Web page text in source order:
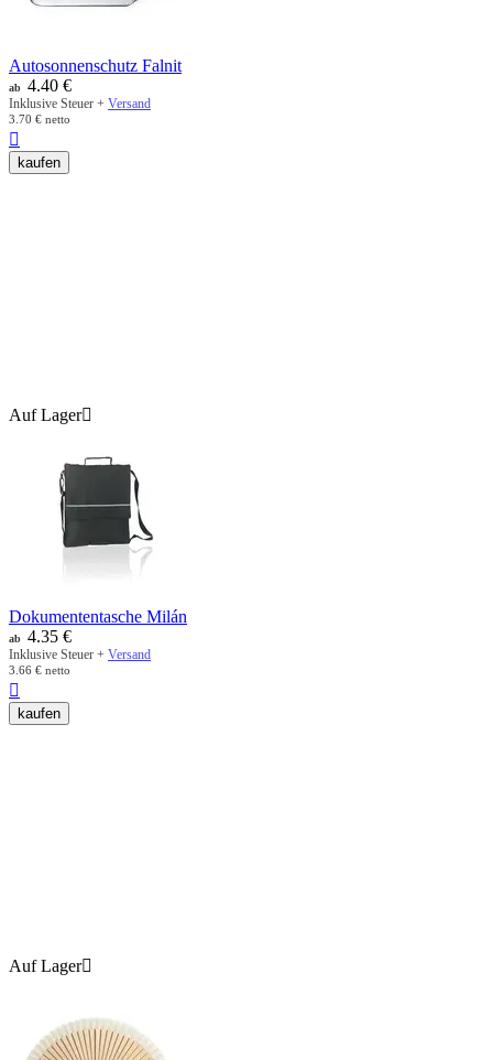
Autosonnenschutz Falnit
ab 4.40 €
Inklusive Steuer + Versand
3.70 € netto

kaufen
Auf Lager
Dokumententasche Milán
ab 4.35 €
Inklusive Steuer + Versand
3.66 € netto

kaufen
Auf Lager